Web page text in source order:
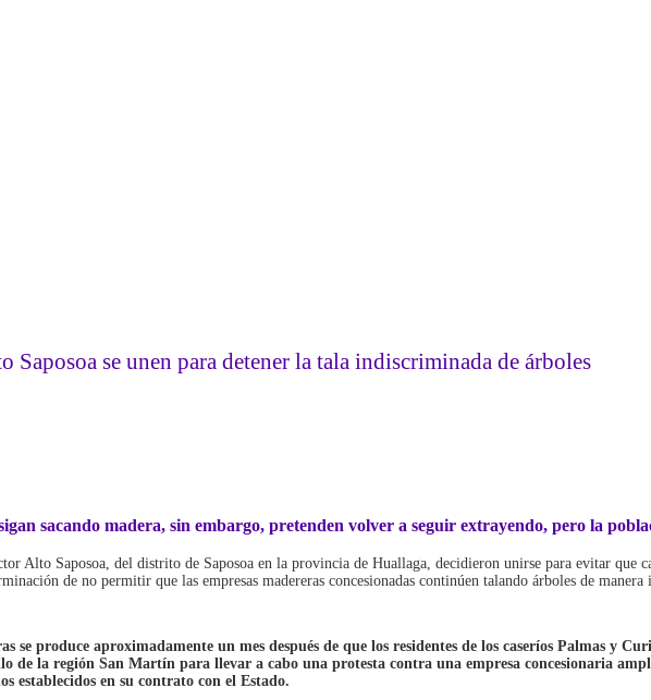
Saposoa se unen para detener la tala indiscriminada de árboles
sacando madera, sin embargo, pretenden volver a seguir extrayendo, pero la
Alto Saposoa, del distrito de Saposoa en la provincia de Huallaga, decidieron unirse para evitar que
de no permitir que las empresas madereras concesionadas continúen talando árboles de manera
se produce aproximadamente un mes después de que los residentes de los caseríos Palmas y
de la región San Martín para llevar a cabo una protesta contra una empresa concesionaria
establecidos en su contrato con el Estado.